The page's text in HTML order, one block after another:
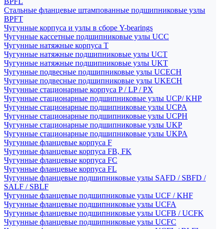
Стальные фланцевые штампованные подшипниковые узлы
BPFT
Чугунные корпуса и узлы в сборе Y-bearings
Чугунные кассетные подшипниковые узлы UCC
Чугунные натяжные корпуса T
Чугунные натяжные подшипниковые узлы UCT
Чугунные натяжные подшипниковые узлы UKT
Чугунные подвесные подшипниковые узлы UCECH
Чугунные подвесные подшипниковые узлы UKECH
Чугунные стационарные корпуса P / LP / PX
Чугунные стационарные подшипниковые узлы UCP/ KHP
Чугунные стационарные подшипниковые узлы UCPA
Чугунные стационарные подшипниковые узлы UCPH
Чугунные стационарные подшипниковые узлы UKP
Чугунные стационарные подшипниковые узлы UKPA
Чугунные фланцевые корпуса F
Чугунные фланцевые корпуса FB, FK
Чугунные фланцевые корпуса FC
Чугунные фланцевые корпуса FL
Чугунные фланцевые подшипниковые узлы SAFD / SBFD /
SALF / SBLF
Чугунные фланцевые подшипниковые узлы UCF / KHF
Чугунные фланцевые подшипниковые узлы UCFA
Чугунные фланцевые подшипниковые узлы UCFB / UCFK
Чугунные фланцевые подшипниковые узлы UCFC